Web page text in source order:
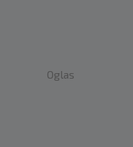
Oglas